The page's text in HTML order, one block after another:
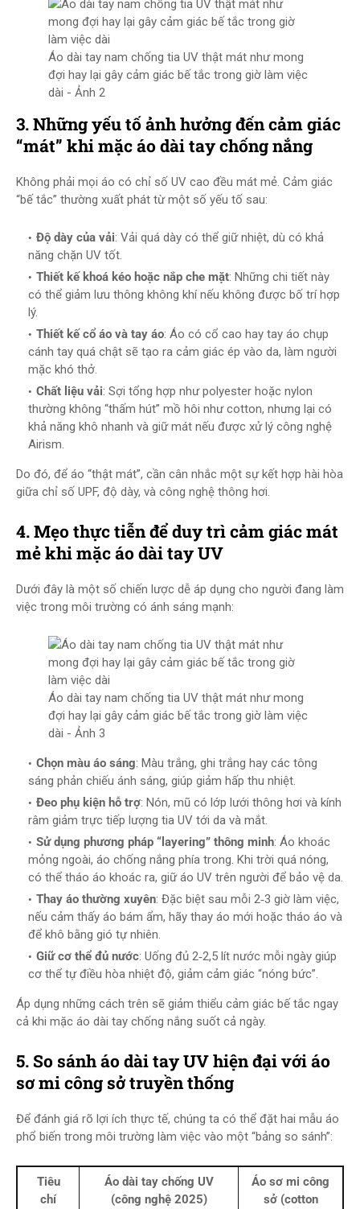
Áo dài tay nam chống tia UV thật mát như mong
đợi hay lại gây cảm giác bế tắc trong giờ làm việc
dài - Ảnh 2
3. Những yếu tố ảnh hưởng đến cảm giác
“mát” khi mặc áo dài tay chống nắng
Không phải mọi áo có chỉ số UV cao đều mát mẻ. Cảm giác
“bế tắc” thường xuất phát từ một số yếu tố sau:
Độ dày của vải: Vải quá dày có thể giữ nhiệt, dù có khả
năng chặn UV tốt.
Thiết kế khoá kéo hoặc nắp che mặt: Những chi tiết này
có thể giảm lưu thông không khí nếu không được bố trí hợp
lý.
Thiết kế cổ áo và tay áo: Áo có cổ cao hay tay áo chụp
cánh tay quá chật sẽ tạo ra cảm giác ép vào da, làm người
mặc khó thở.
Chất liệu vải: Sợi tổng hợp như polyester hoặc nylon
thường không “thấm hút” mồ hôi như cotton, nhưng lại có
khả năng khô nhanh và giữ mát nếu được xử lý công nghệ
Airism.
Do đó, để áo “thật mát”, cần cân nhắc một sự kết hợp hài hòa
giữa chỉ số UPF, độ dày, và công nghệ thông hơi.
4. Mẹo thực tiễn để duy trì cảm giác mát
mẻ khi mặc áo dài tay UV
Dưới đây là một số chiến lược dễ áp dụng cho người đang làm
việc trong môi trường có ánh sáng mạnh:
Áo dài tay nam chống tia UV thật mát như mong
đợi hay lại gây cảm giác bế tắc trong giờ làm việc
dài - Ảnh 3
Chọn màu áo sáng: Màu trắng, ghi trắng hay các tông
sáng phản chiếu ánh sáng, giúp giảm hấp thu nhiệt.
Đeo phụ kiện hỗ trợ: Nón, mũ có lớp lưới thông hơi và kính
râm giảm trực tiếp lượng tia UV tới da và mắt.
Sử dụng phương pháp “layering” thông minh: Áo khoác
mỏng ngoài, áo chống nắng phía trong. Khi trời quá nóng,
có thể tháo áo khoác ra, giữ áo UV trên người để bảo vệ da.
Thay áo thường xuyên: Đặc biệt sau mỗi 2‑3 giờ làm việc,
nếu cảm thấy áo bám ẩm, hãy thay áo mới hoặc tháo áo và
để khô bằng gió tự nhiên.
Giữ cơ thể đủ nước: Uống đủ 2‑2,5 lít nước mỗi ngày giúp
cơ thể tự điều hòa nhiệt độ, giảm cảm giác “nóng bức”.
Áp dụng những cách trên sẽ giảm thiểu cảm giác bế tắc ngay
cả khi mặc áo dài tay chống nắng suốt cả ngày.
5. So sánh áo dài tay UV hiện đại với áo
sơ mi công sở truyền thống
Để đánh giá rõ lợi ích thực tế, chúng ta có thể đặt hai mẫu áo
phổ biến trong môi trường làm việc vào một “bảng so sánh”:
Tiêu
chí
Áo dài tay chống UV
(công nghệ 2025)
Áo sơ mi công
sở (cotton